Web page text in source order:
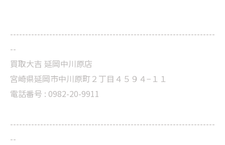
--------------------------------------------------------------------
--
買取大吉 延岡中川原店
宮崎県延岡市中川原町２丁目４５９４−１１
電話番号 : 0982-20-9911
--------------------------------------------------------------------
--